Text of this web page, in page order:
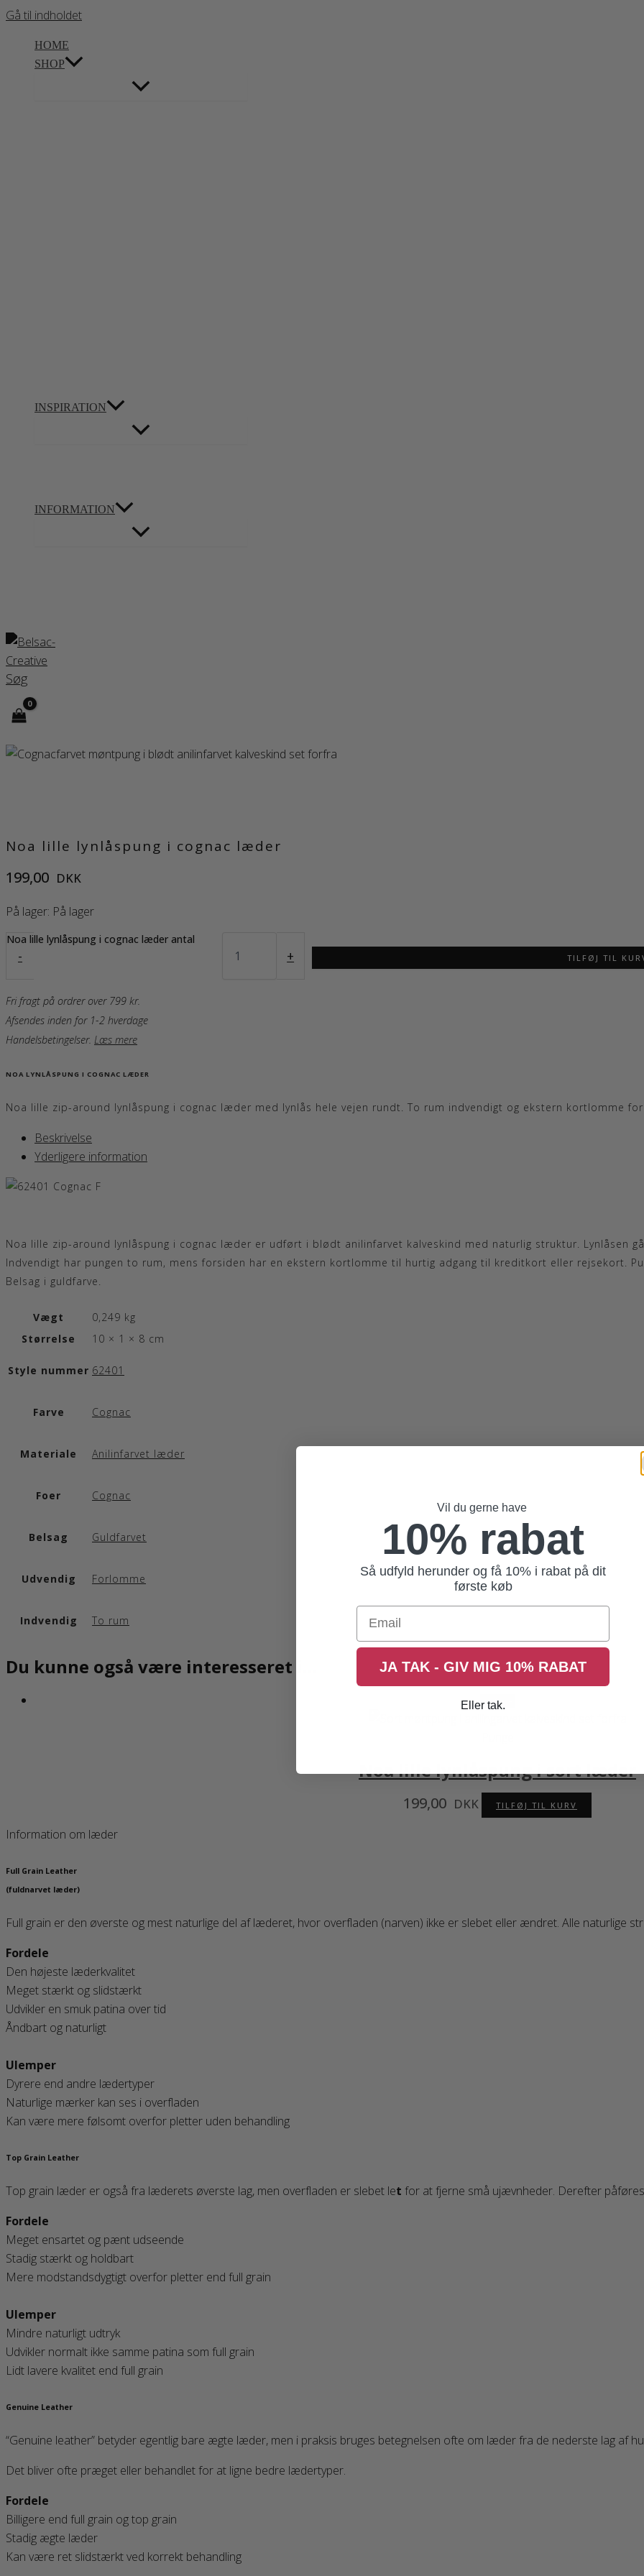
Gå til indholdet
HOME
SHOP
INSPIRATION
INFORMATION
Søg
Noa lille lynlåspung i cognac læder
199,00 DKK
På lager: På lager
-
Noa lille lynlåspung i cognac læder antal
+ TILFØJ TIL
Fri fragt på ordrer over 799 kr.
Afsendes inden for 1-2 hverdage
Handelsbetingelser. Læs mere
NOA LYNLÅSPUNG I COGNAC LÆDER
Noa lille zip-around lynlåspung i cognac læder med lynlås hele vejen rundt. To rum indvendigt og ekstern kortlomme
Beskrivelse
Yderligere information
Noa lille zip-around lynlåspung i cognac læder er udført i blødt anilinfarvet kalveskind med naturlig struktur. Lynlåsen
Indvendigt har pungen to rum, mens forsiden har en ekstern kortlomme til hurtig adgang til kreditkort eller rejsekort.
Belsag i guldfarve.
Vægt
0,249 kg
Størrelse
10 × 1 × 8 cm
Style nummer 62401
Farve Cognac
Materiale Anilinfarvet læder
Foer Cognac
Belsag Guldfarvet
Udvendig Forlomme
Indvendig To rum
Du kunne også være interesseret i…
Save
Noa lille lynlåspung i sort læder
199,00 DKK TILFØJ TIL KURV
Information om læder
Full Grain Leather
(fuldnarvet læder)
Full grain er den øverste og mest naturlige del af læderet, hvor overfladen (narven) ikke er slebet eller ændret. Alle naturlige
Fordele
Den højeste læderkvalitet
Meget stærkt og slidstærkt
Udvikler en smuk patina over tid
Åndbart og naturligt
Ulemper
Dyrere end andre lædertyper
Naturlige mærker kan ses i overfladen
Kan være mere følsomt overfor pletter uden behandling
Top Grain Leather
Top grain læder er også fra læderets øverste lag, men overfladen er slebet let for at fjerne små ujævnheder. Derefter
Fordele
Meget ensartet og pænt udseende
Stadig stærkt og holdbart
Mere modstandsdygtigt overfor pletter end full grain
Ulemper
Mindre naturligt udtryk
Udvikler normalt ikke samme patina som full grain
Lidt lavere kvalitet end full grain
Genuine Leather
“Genuine leather” betyder egentlig bare ægte læder, men i praksis bruges betegnelsen ofte om læder fra de nederste lag af
Det bliver ofte præget eller behandlet for at ligne bedre lædertyper.
Fordele
Billigere end full grain og top grain
Stadig ægte læder
Kan være ret slidstærkt ved korrekt behandling
Vil du gerne have
10% rabat
Så udfyld herunder og få 10% i rabat på dit
første køb
Email
JA TAK - GIV MIG 10% RABAT
Eller tak.